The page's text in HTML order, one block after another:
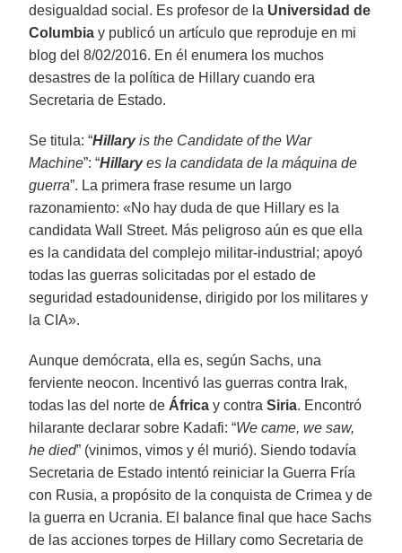
desigualdad social. Es profesor de la Universidad de
Columbia y publicó un artículo que reproduje en mi
blog del 8/02/2016. En él enumera los muchos
desastres de la política de Hillary cuando era
Secretaria de Estado.
Se titula: “Hillaryis the Candidate of the War
Machine”: “Hillaryes la candidata de la máquina de
guerra”. La primera frase resume un largo
razonamiento: «No hay duda de que Hillary es la
candidata Wall Street. Más peligroso aún es que ella
es la candidata del complejo militar-industrial; apoyó
todas las guerras solicitadas por el estado de
seguridad estadounidense, dirigido por los militares y
la CIA».
Aunque demócrata, ella es, según Sachs, una
ferviente neocon. Incentivó las guerras contra Irak,
todas las del norte de África y contra Siria. Encontró
hilarante declarar sobre Kadafi: “We came, we saw,
he died” (vinimos, vimos y él murió). Siendo todavía
Secretaria de Estado intentó reiniciar la Guerra Fría
con Rusia, a propósito de la conquista de Crimea y de
la guerra en Ucrania. El balance final que hace Sachs
de las acciones torpes de Hillary como Secretaria de